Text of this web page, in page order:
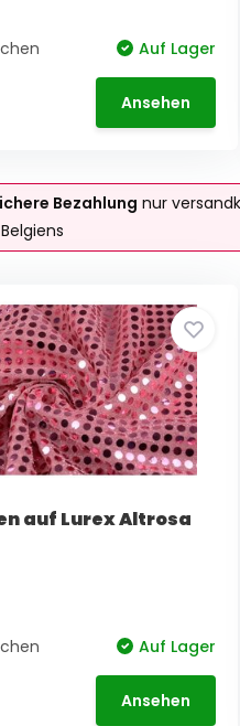
Auf Lager
Ansehen
Bezahlung nur
auf Lurex Altrosa
Auf Lager
Ansehen